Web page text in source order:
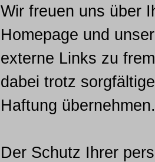
Wir freuen uns über
Homepage und
externe Links zu
dabei trotz
Haftung übernehmen.
Der Schutz Ihrer